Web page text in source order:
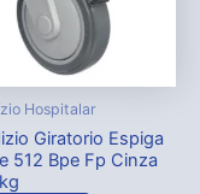
Hospitalar
Giratorio Espiga
512 Bpe Fp Cinza